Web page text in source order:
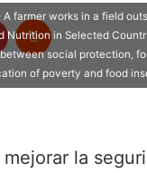
PinterestReddit
A farmer works in a field
Nutrition in Selected
social protection,
of poverty and food
la